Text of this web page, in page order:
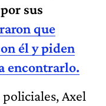
sus
que
él y piden
encontrarlo.
Axel